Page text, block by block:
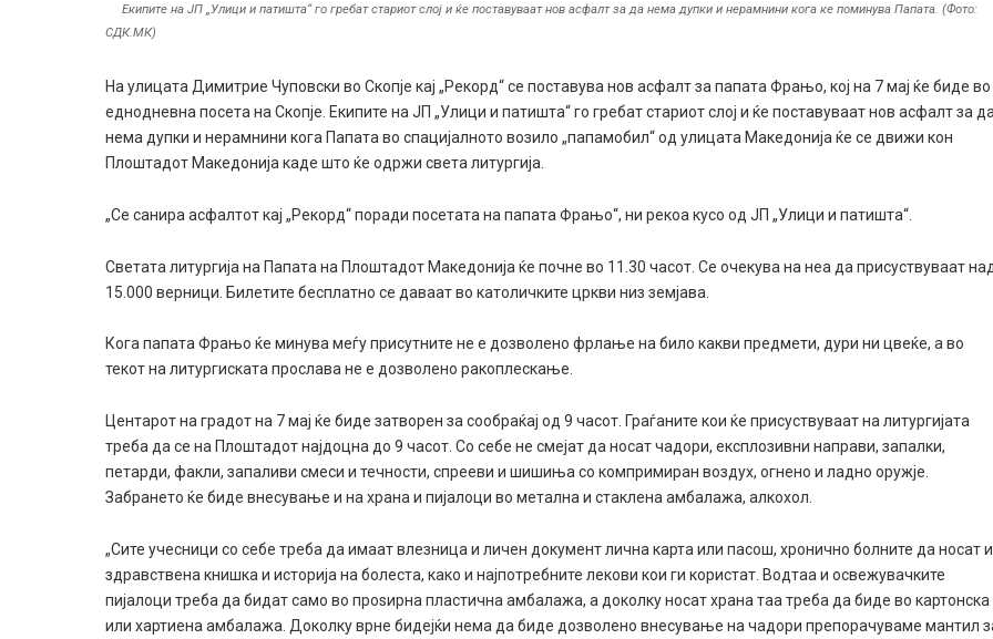
Екипите на ЈП „Улици и патишта“ го гребат стариот слој и ќе поставуваат нов асфалт за да нема дупки и нерамнини кога ке поминува Папата. (Фото:
СДК.МК)
На улицата Димитрие Чуповски во Скопје кај „Рекорд“ се поставува нов асфалт за папата Фрањо, кој на 7 мај ќе биде во
еднодневна посета на Скопје. Екипите на ЈП „Улици и патишта“ го гребат стариот слој и ќе поставуваат нов асфалт за
нема дупки и нерамнини кога Папата во спацијалното возило „папамобил“ од улицата Македонија ќе се движи кон
Плоштадот Македонија каде што ќе одржи света литургија.
„Се санира асфалтот кај „Рекорд“ поради посетата на папата Фрањо“, ни рекоа кусо од ЈП „Улици и патишта“.
Светата литургија на Папата на Плоштадот Македонија ќе почне во 11.30 часот. Се очекува на неа да присуствуваат
15.000 верници. Билетите бесплатно се даваат во католичките цркви низ земјава.
Кога папата Фрањо ќе минува меѓу присутните не е дозволено фрлање на било какви предмети, дури ни цвеќе, а во
текот на литургиската прослава не е дозволено ракоплескање.
Центарот на градот на 7 мај ќе биде затворен за сообраќај од 9 часот. Граѓаните кои ќе присуствуваат на литургијата
треба да се на Плоштадот најдоцна до 9 часот. Со себе не смејат да носат чадори, експлозивни направи, запалки,
петарди, факли, запаливи смеси и течности, спрееви и шишиња со компримиран воздух, огнено и ладно оружје.
Забрането ќе биде внесување и на храна и пијалоци во метална и стаклена амбалажа, алкохол.
„Сите учесници со себе треба да имаат влезница и личен документ лична карта или пасош, хронично болните да носат и
здравствена книшка и историја на болеста, како и најпотребните лекови кои ги користат. Водтаа и освежувачките
пијалоци треба да бидат само во проѕирна пластична амбалажа, а доколку носат храна таа треба да биде во картонска
или хартиена амбалажа. Доколку врне бидејќи нема да биде дозволено внесување на чадори препорачуваме мантил